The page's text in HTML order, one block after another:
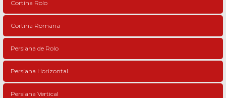
Cortina Rolo
Cortina Romana
Persiana de Rolo
Persiana Horizontal
Persiana Vertical